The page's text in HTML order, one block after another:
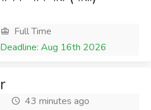
Full Time
Deadline: Aug 16th 2026
43 minutes ago